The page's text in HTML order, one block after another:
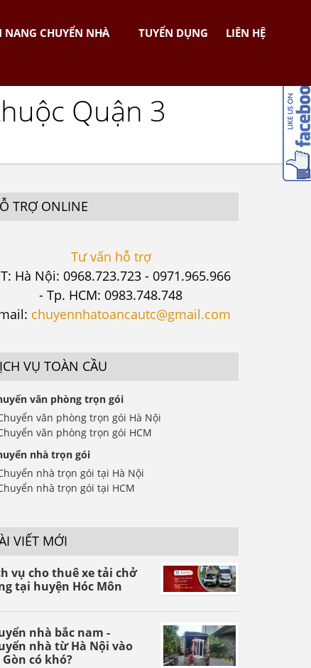
NANG CHUYỂN NHÀ TUYỂN DỤNG LIÊN HỆ
Quận 3
TRỢ ONLINE
Tư vấn hỗ trợ
Hà Nội: 0968.723.723 - 0971.965.966
- Tp. HCM: 0983.748.748
chuyennhatoancautc@gmail.com
VỤ TOÀN CẦU
văn phòng trọn gói
văn phòng trọn gói Hà Nội
văn phòng trọn gói HCM
nhà trọn gói
nhà trọn gói tại Hà Nội
nhà trọn gói tại HCM
VIẾT MỚI
vụ cho thuê xe tải chở
tại huyện Hóc Môn
nhà bắc nam -
nhà từ Hà Nội vào
Gòn có khó?